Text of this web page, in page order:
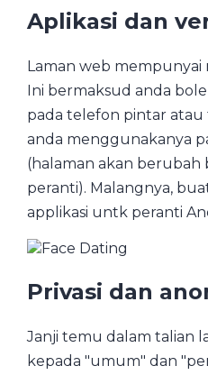
Aplikasi dan
Laman web mempunyai
Ini bermaksud anda
pada telefon pintar atau
anda menggunakanya
(halaman akan berubah
peranti). Malangnya,
applikasi untk peranti
Privasi dan
Janji temu dalam talian
kepada "umum" dan